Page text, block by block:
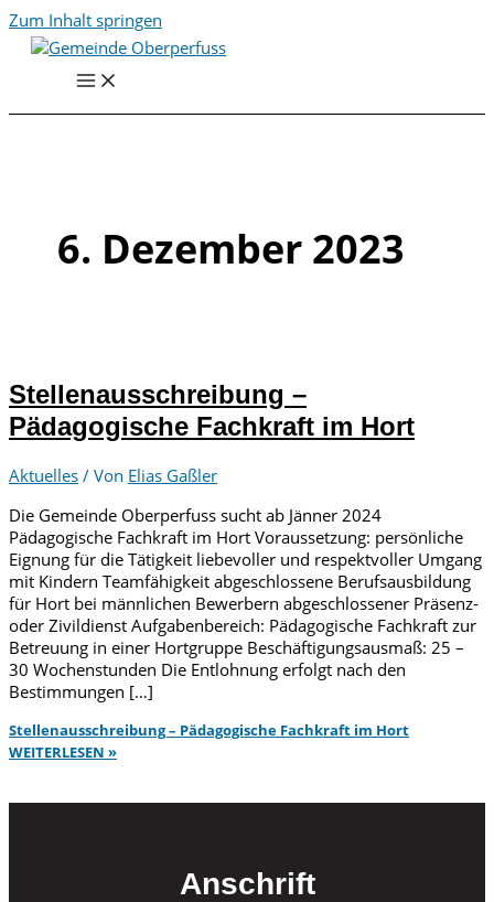
Zum Inhalt springen
6. Dezember 2023
Stellenausschreibung –
Pädagogische Fachkraft im Hort
Aktuelles / Von Elias Gaßler
Die Gemeinde Oberperfuss sucht ab Jänner 2024
Pädagogische Fachkraft im Hort Voraussetzung: persönliche
Eignung für die Tätigkeit liebevoller und respektvoller Umgang
mit Kindern Teamfähigkeit abgeschlossene Berufsausbildung
für Hort bei männlichen Bewerbern abgeschlossener Präsenz-
oder Zivildienst Aufgabenbereich: Pädagogische Fachkraft zur
Betreuung in einer Hortgruppe Beschäftigungsausmaß: 25 –
30 Wochenstunden Die Entlohnung erfolgt nach den
Bestimmungen […]
Stellenausschreibung – Pädagogische Fachkraft im Hort
WEITERLESEN »
Anschrift